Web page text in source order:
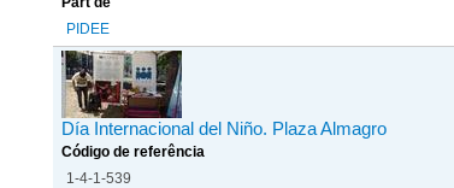
PIDEE
Día Internacional del Niño. Plaza Almagro
Código de referência
1-4-1-539